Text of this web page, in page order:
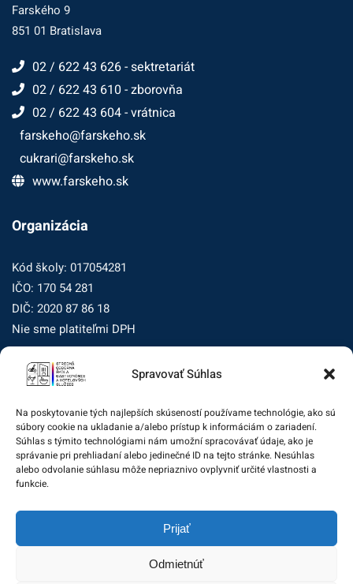
Spravovať Súhlas
Na poskytovanie tých najlepších skúseností používame technológie, ako sú
súbory cookie na ukladanie a/alebo prístup k informáciám o zariadení.
Súhlas s týmito technológiami nám umožní spracovávať údaje, ako je
správanie pri prehliadaní alebo jedinečné ID na tejto stránke. Nesúhlas
alebo odvolanie súhlasu môže nepriaznivo ovplyvniť určité vlastnosti a
funkcie.
Prijať
Odmietnúť
Farského 9
851 01 Bratislava
02 / 622 43 626 - sektretariát
02 / 622 43 610 - zborovňa
02 / 622 43 604 - vrátnica
farskeho@farskeho.sk
cukrari@farskeho.sk
www.farskeho.sk
Organizácia
Kód školy: 017054281
IČO: 170 54 281
DIČ: 2020 87 86 18
Nie sme platiteľmi DPH
Zásady ochrany osobných údajov
Dohľad nad ochranou osobných údajov
Žiadosť dotknutej osoby na uplatnenie jej práv
Zodpovedná osoba za ochranu osobných údajov:
zo@eurotrading.sk